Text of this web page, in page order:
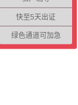
快至5天出证
绿色通道可加急